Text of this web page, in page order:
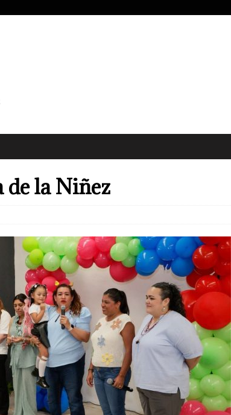
de la Niñez